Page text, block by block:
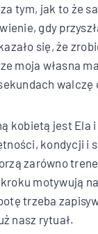
tym, jak to że
gdy
się, że
moja własna
kobietą jest Ela
kondycji i
zarówno
motywują
trzeba
nasz rytuał.